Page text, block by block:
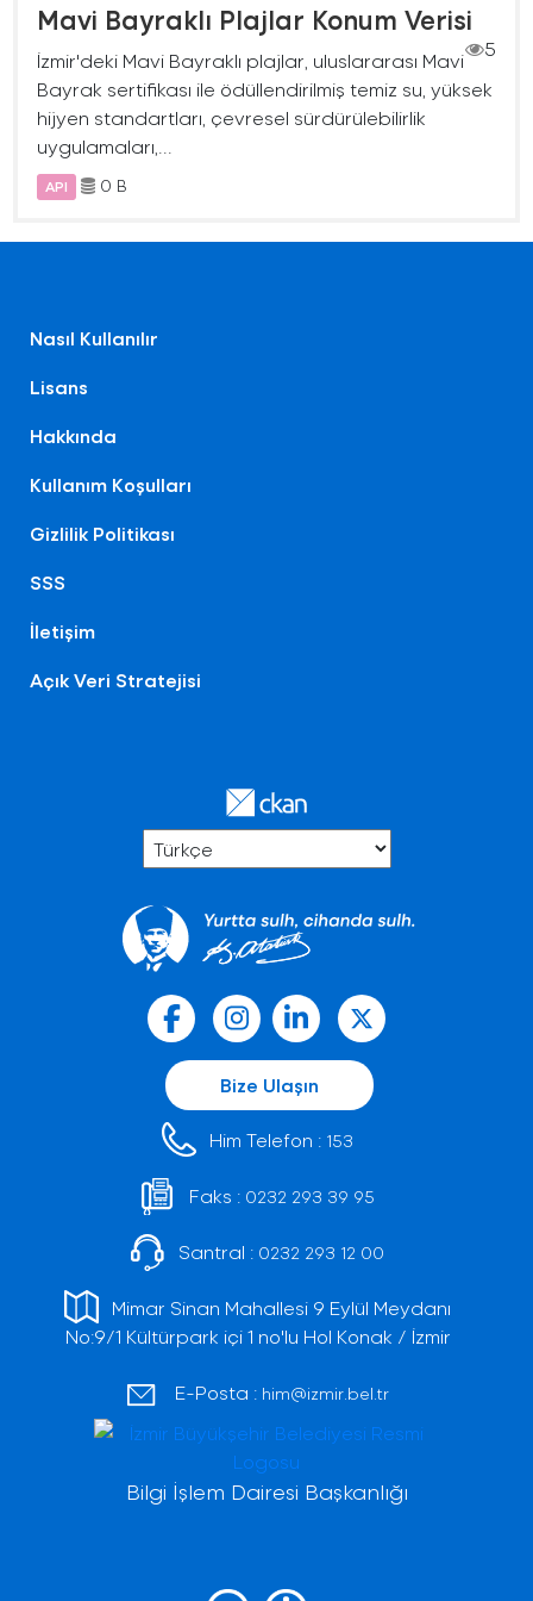
Mavi Bayraklı Plajlar Konum Verisi
5
İzmir'deki Mavi Bayraklı plajlar, uluslararası Mavi
Bayrak sertifikası ile ödüllendirilmiş temiz su, yüksek
hijyen standartları, çevresel sürdürülebilirlik
uygulamaları,...
API 0 B
Nasıl Kullanılır
Lisans
Hakkında
Kullanım Koşulları
Gizlilik Politikası
SSS
İletişim
Açık Veri Stratejisi
Bize Ulaşın
Him Telefon : 153
Faks : 0232 293 39 95
Santral : 0232 293 12 00
Mimar Sinan Mahallesi 9 Eylül Meydanı
No:9/1 Kültürpark içi 1 no'lu Hol Konak / İzmir
E-Posta : him@izmir.bel.tr
Bilgi İşlem Dairesi Başkanlığı